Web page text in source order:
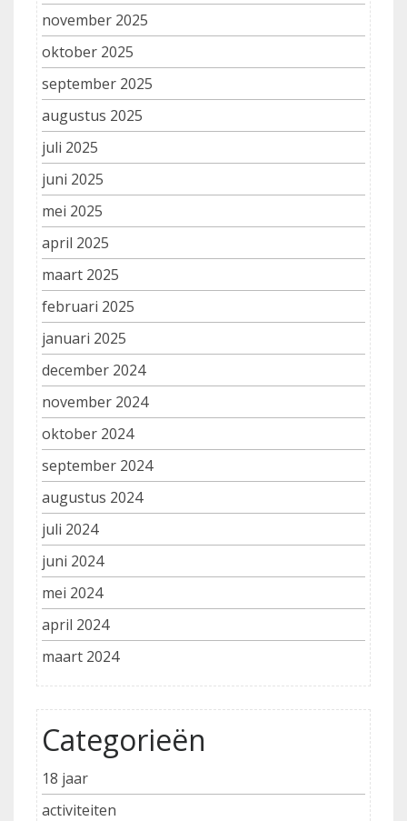
november 2025
oktober 2025
september 2025
augustus 2025
juli 2025
juni 2025
mei 2025
april 2025
maart 2025
februari 2025
januari 2025
december 2024
november 2024
oktober 2024
september 2024
augustus 2024
juli 2024
juni 2024
mei 2024
april 2024
maart 2024
Categorieën
18 jaar
activiteiten